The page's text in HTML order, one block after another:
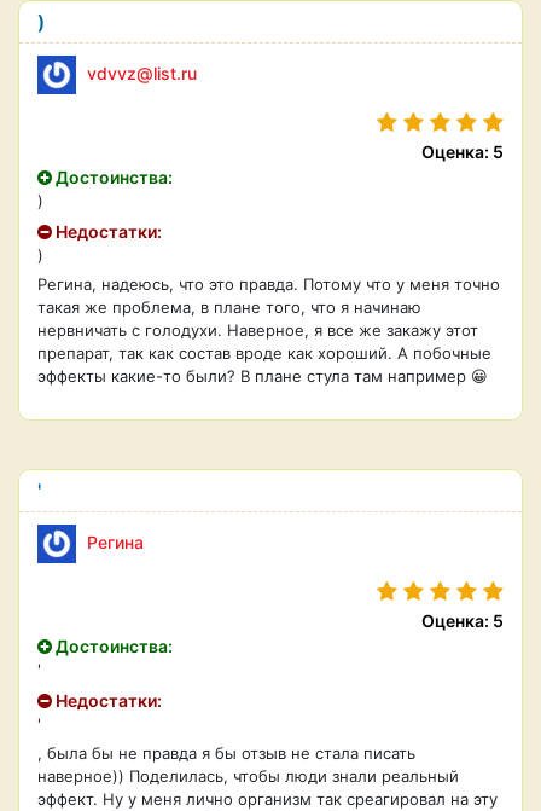
)
vdvvz@list.ru
Оценка: 5
Достоинства:
)
Недостатки:
)
Регина, надеюсь, что это правда. Потому что у меня точно
такая же проблема, в плане того, что я начинаю
нервничать с голодухи. Наверное, я все же закажу этот
препарат, так как состав вроде как хороший. А побочные
эффекты какие-то были? В плане стула там например 😀
'
Регина
Оценка: 5
Достоинства:
'
Недостатки:
'
, была бы не правда я бы отзыв не стала писать
наверное)) Поделилась, чтобы люди знали реальный
эффект. Ну у меня лично организм так среагировал на эту